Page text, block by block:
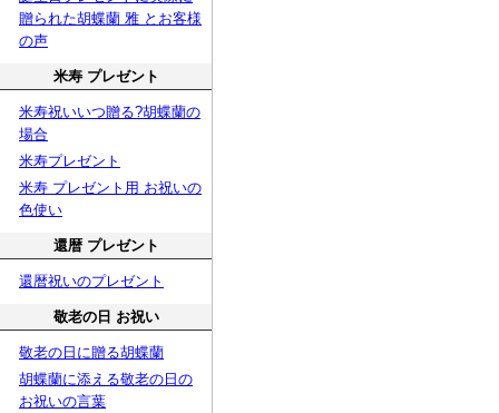
贈られた胡蝶蘭 雅 とお客様
の声
米寿 プレゼント
米寿祝いいつ贈る?胡蝶蘭の
場合
米寿プレゼント
米寿 プレゼント用 お祝いの
色使い
還暦 プレゼント
還暦祝いのプレゼント
敬老の日 お祝い
敬老の日に贈る胡蝶蘭
胡蝶蘭に添える敬老の日の
お祝いの言葉